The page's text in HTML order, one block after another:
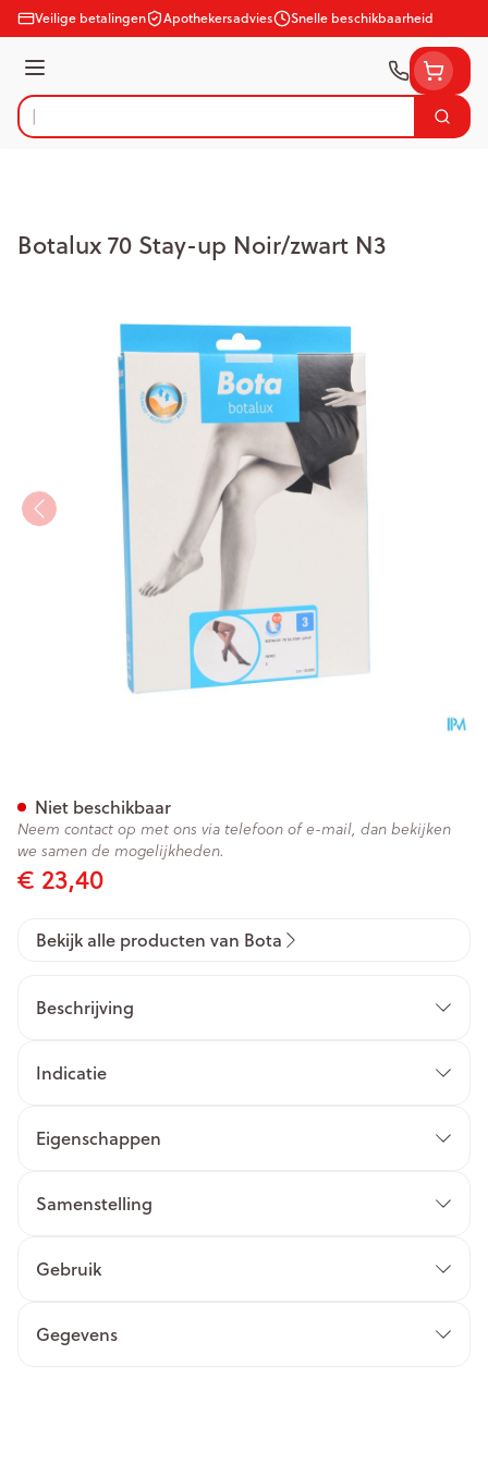
Ga naar de inhoud
Veilige betalingen Apothekersadvies Snelle beschikbaarheid
Menu
Product, merk, categorie...
Zoek
Botalux 70 Stay-up Noir/zwart N3
€ 23,40
Niet beschikbaar
Neem contact op met ons via telefoon of e-mail, dan bekijken
we samen de mogelijkheden.
Bekijk alle producten van Bota
Beschrijving
Indicatie
Eigenschappen
Samenstelling
Gebruik
Gegevens